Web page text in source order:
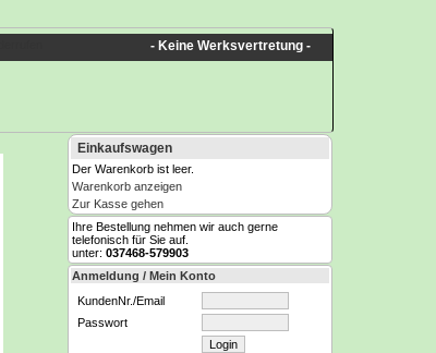
- Keine Werksvertretung -
Einkaufswagen
Der Warenkorb ist leer.
Warenkorb anzeigen
Zur Kasse gehen
Ihre Bestellung nehmen wir auch gerne
telefonisch für Sie auf.
unter: 037468-579903
Anmeldung / Mein Konto
KundenNr./Email
Passwort